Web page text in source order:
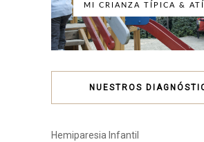
MI CRIANZA TÍPICA &
NUESTROS
Hemiparesia Infantil